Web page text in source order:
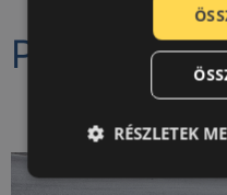
PROXES
RÉSZLETEK